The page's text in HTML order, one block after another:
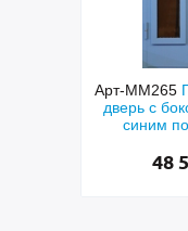
Арт-ММ265
дверь с
синим
48